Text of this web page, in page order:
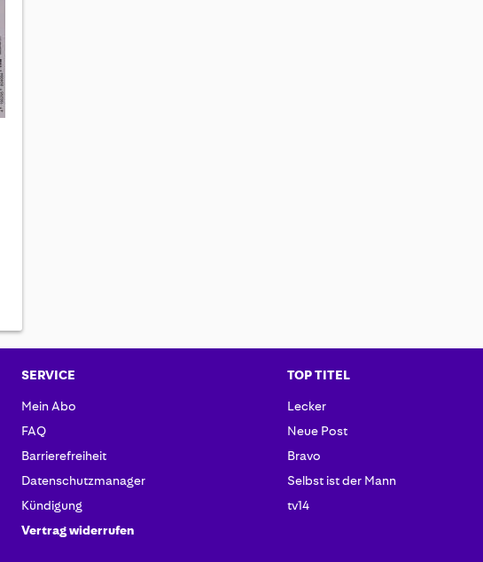
SERVICE
Mein Abo
FAQ
Barrierefreiheit
Datenschutzmanager
Kündigung
Vertrag widerrufen
TOP TITEL
Lecker
Neue Post
Bravo
Selbst ist der Mann
tv14